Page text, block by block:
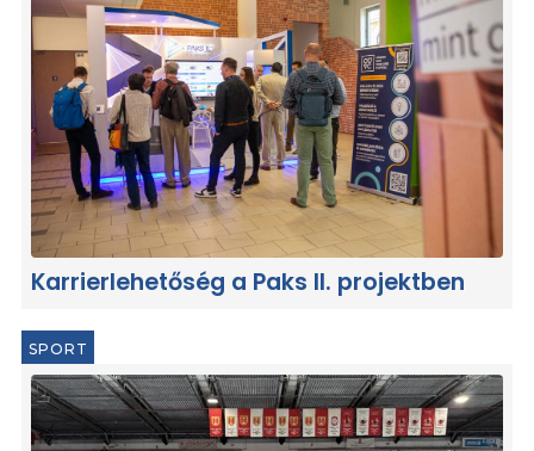
Karrierlehetőség a Paks II. projektben
SPORT